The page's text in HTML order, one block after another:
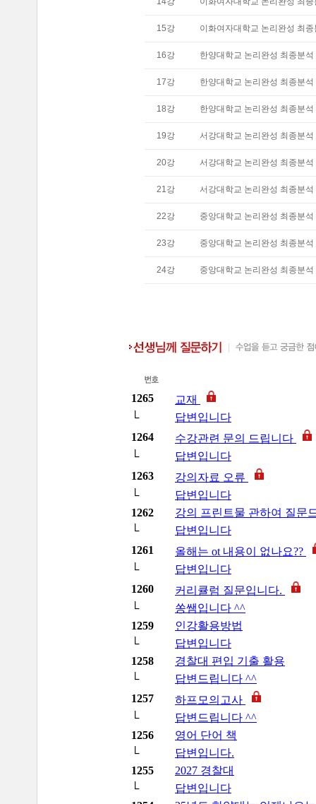
15강 이화여자대학교 논리완성 최
16강 한양대학교 논리완성 최종분석
17강 한양대학교 논리완성 최종분석
18강 한양대학교 논리완성 최종분석
19강 서강대학교 논리완성 최종분석
20강 서강대학교 논리완성 최종분석
21강 서강대학교 논리완성 최종분석
22강 중앙대학교 논리완성 최종분석
23강 중앙대학교 논리완성 최종분석
24강 중앙대학교 논리완성 최종분석